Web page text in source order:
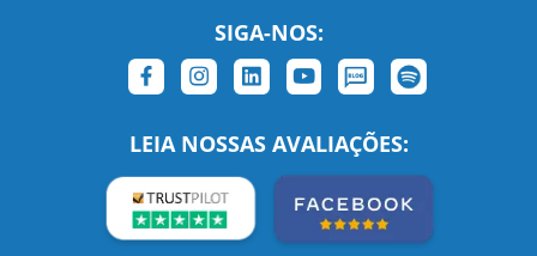
SIGA-NOS:
LEIA NOSSAS AVALIAÇÕES: